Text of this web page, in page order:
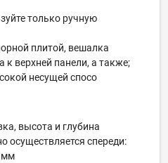
только ручную
плитой, вешалка
верхней панели, а также;
несущей спосо
высота и глубина
осуществляется спереди:
мм